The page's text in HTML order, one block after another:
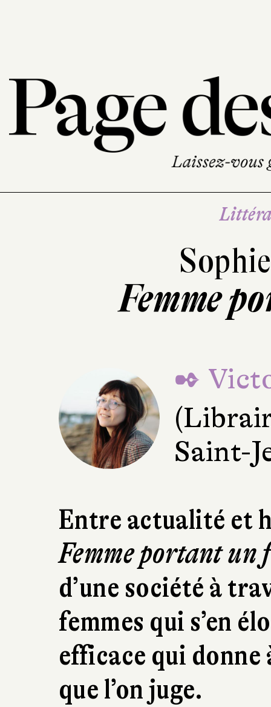
Femme
✒
Saint-
Entre actualité et
Femme portant un
d’une société à
femmes qui s’en
efficace qui donne
que l’on juge.